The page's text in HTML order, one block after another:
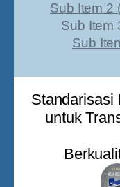
Sub Item 2
Sub Item
Sub
Standarisasi
untuk